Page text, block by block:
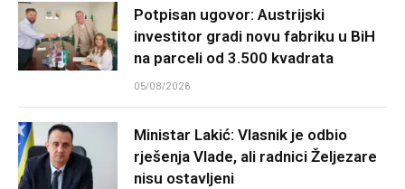
Potpisan ugovor: Austrijski
investitor gradi novu fabriku u BiH
na parceli od 3.500 kvadrata
05/08/2026
Ministar Lakić: Vlasnik je odbio
rješenja Vlade, ali radnici Željezare
nisu ostavljeni